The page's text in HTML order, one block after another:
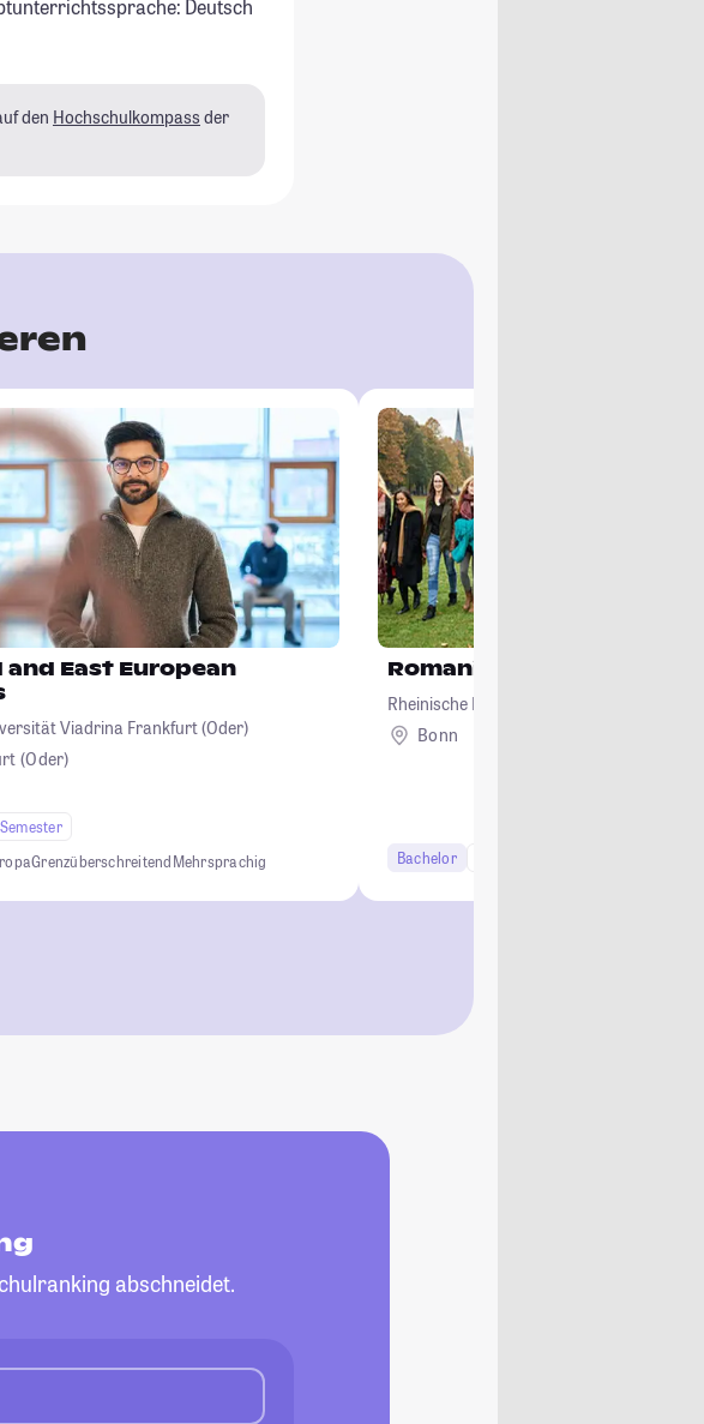
Deutsch
den Hochschulkompass der
and East European
Viadrina Frankfurt (Oder)
(Oder)
GrenzüberschreitendMehrsprachig
Romanistik
Rheinische Friedrich-Wilhelms-Universität
Bonn
Bachelor
abschneidet.